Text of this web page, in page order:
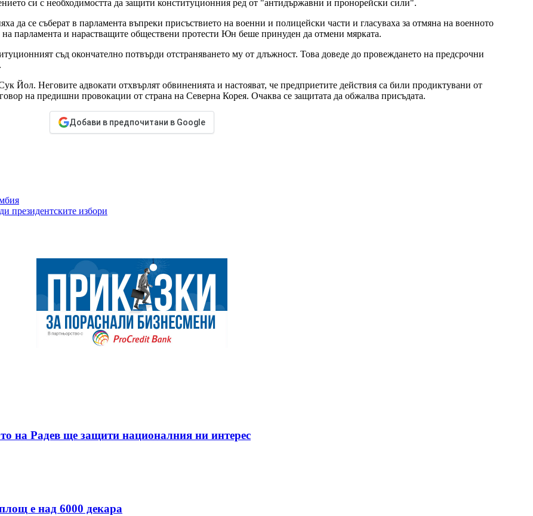
си с необходимостта да защити конституционния ред от "антидържавни и пронорейски сили".
да се съберат в парламента въпреки присъствието на военни и полицейски части и гласуваха за отмяна на военното
парламента и нарастващите обществени протести Юн беше принуден да отмени мярката.
съд окончателно потвърди отстраняването му от длъжност. Това доведе до провеждането на предсрочни
Йол. Неговите адвокати отхвърлят обвиненията и настояват, че предприетите действия са били продиктувани от
на предишни провокации от страна на Северна Корея. Очаква се защитата да обжалва присъдата.
Добави в предпочитани в Google
президентските избори
на Радев ще защити националния ни интерес
е над 6000 декара